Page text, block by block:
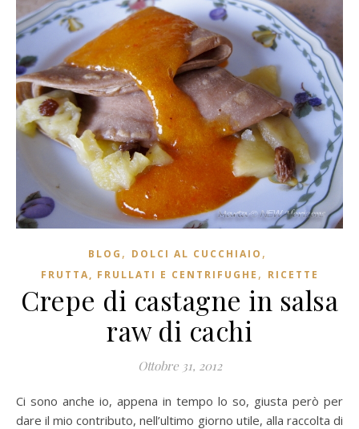
BLOG , DOLCI AL CUCCHIAIO ,
FRUTTA, FRULLATI E CENTRIFUGHE , RICETTE
Crepe di castagne in salsa
raw di cachi
Ottobre 31, 2012
Ci sono anche io, appena in tempo lo so, giusta però per
dare il mio contributo, nell’ultimo giorno utile, alla raccolta di